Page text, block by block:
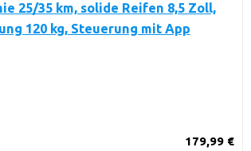
25/35 km, solide Reifen 8,5 Zoll,
120 kg, Steuerung mit App
179,99 €